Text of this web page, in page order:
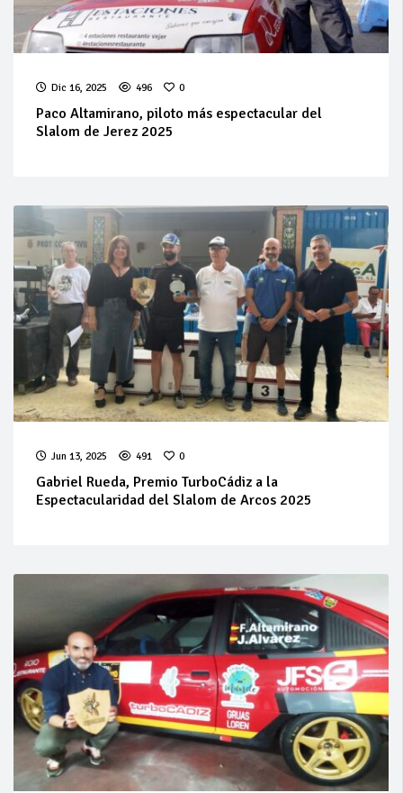
Dic 16, 2025 496 0
Paco Altamirano, piloto más espectacular del
Slalom de Jerez 2025
Jun 13, 2025 491 0
Gabriel Rueda, Premio TurboCádiz a la
Espectacularidad del Slalom de Arcos 2025